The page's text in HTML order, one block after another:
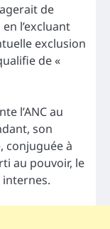
de
l’excluant
exclusion
de «
l’ANC au
son
conjuguée à
au pouvoir, le
internes.